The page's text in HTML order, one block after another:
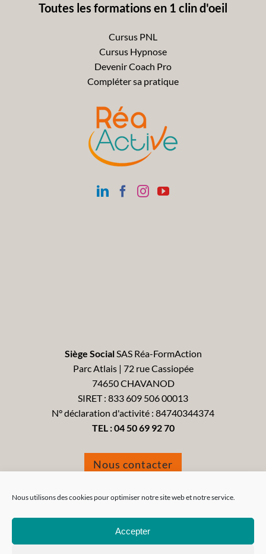
Nous utilisons des cookies pour optimiser notre site web et notre service.
Accepter
Toutes les formations en 1 clin d'oeil
Cursus PNL
Cursus Hypnose
Devenir Coach Pro
Compléter sa pratique
Siège SocialSAS Réa-FormAction
Parc Atlais | 72 rue Cassiopée
74650 CHAVANOD
SIRET : 833 609 506 00013
N° déclaration d'activité : 84740344374
TEL :04 50 69 92 70
Nous contacter